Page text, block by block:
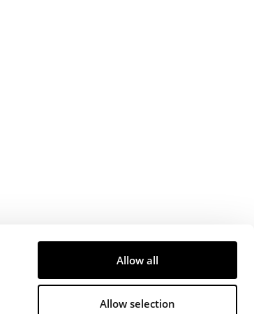
Allow all
Allow selection